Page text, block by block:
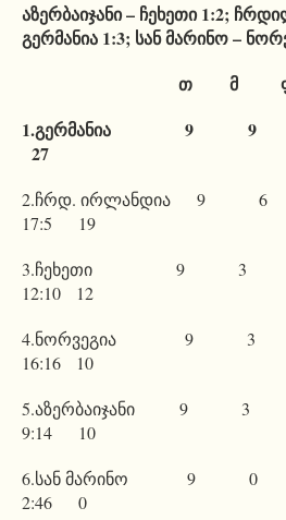
აზერბაიჯანი – ჩეხეთი 1:2;
გერმანია 1:3; სან მარინო –
თ მ ფ
1.გერმანია 9
27
2.ჩრდ.
17:5 19
3.ჩეხეთი
12:10 12
4.ნორვეგია
16:16 10
9:14 10
6.სან მარინო
2:46 0